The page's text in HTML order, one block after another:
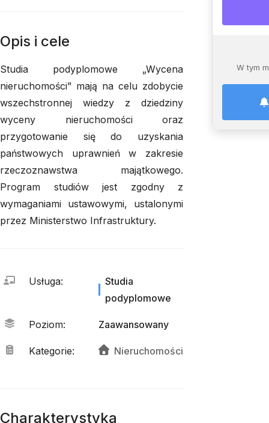
W tym
Opis i cele
Studia podyplomowe „Wycena
nieruchomości” mają na celu zdobycie
wszechstronnej wiedzy z dziedziny
wyceny nieruchomości oraz
przygotowanie się do uzyskania
państwowych uprawnień w zakresie
rzeczoznawstwa majątkowego.
Program studiów jest zgodny z
wymaganiami ustawowymi, ustalonymi
przez Ministerstwo Infrastruktury.
Usługa:
Studia
podyplomowe
Poziom: Zaawansowany
Kategorie: Nieruchomości
Charakterystyka